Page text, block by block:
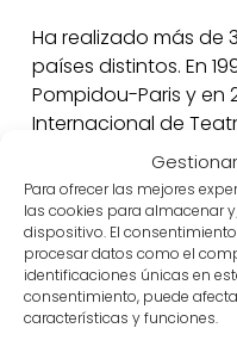
Para ofrecer las mejores
las cookies para almacenar
dispositivo. El
procesar datos como el
identificaciones únicas en
consentimiento, puede
características y funciones.
Ha realizado más de
países distintos. En
Pompidou-Paris y en
Internacional de
exposiciones
invitado como
Cuadrienal de
de Praga. Dirigió
en Universidades y
España, Bélgica,
Italia, Cuba, Suiza e